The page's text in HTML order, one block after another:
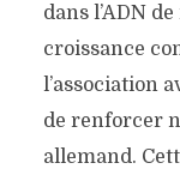
dans l’ADN
croissance
l’association
de renforcer
allemand.